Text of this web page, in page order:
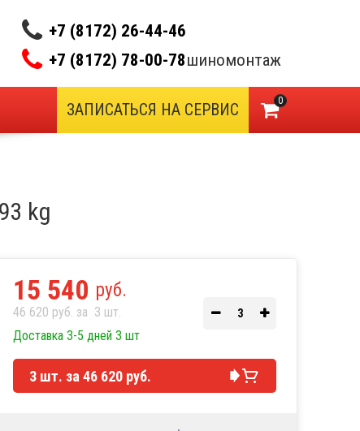
+7 (8172) 26-44-46
+7 (8172) 78-00-78шиномонтаж
0
ЗАПИСАТЬСЯ НА СЕРВИС
kg
15 540 руб.
46 620 руб. за 3 шт.
Доставка 3-5 дней 3 шт
3 шт. за 46 620 руб.